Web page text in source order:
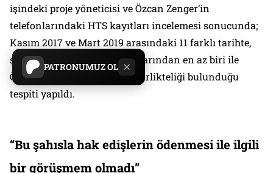
PATRONUMUZ OL
işindeki proje yöneticisi ve Özcan Zenger’in
telefonlarındaki HTS kayıtları incelemesi sonucunda;
Kasım 2017 ve Mart 2019 arasındaki 11 farklı tarihte,
şirket ortakları veya çalışanlarından en az biri ile
Özcan Zenger arasında baz birlikteliği bulunduğu
tespiti yapıldı.
“Bu şahısla hak edişlerin ödenmesi ile ilgili
bir görüşmem olmadı”